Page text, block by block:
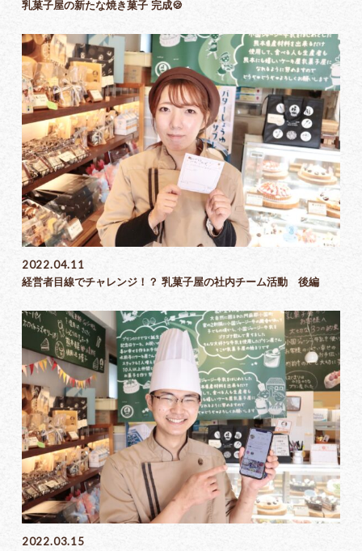
乳菓子屋の新たな焼き菓子 完成🍪
2022.04.11
経営者目線でチャレンジ！？ 乳菓子屋の社内チーム活動 後編
2022.03.15